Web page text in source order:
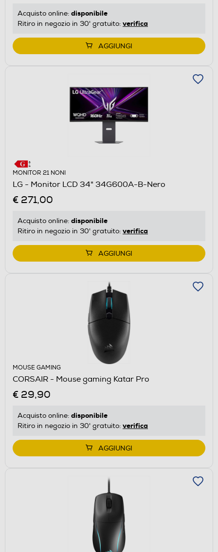
Acquisto online: disponibile
Ritiro in negozio in 30' gratuito: verifica
AGGIUNGI
MONITOR 21 NONI
LG - Monitor LCD 34" 34G600A-B-Nero
€ 271,00
Acquisto online: disponibile
Ritiro in negozio in 30' gratuito: verifica
AGGIUNGI
MOUSE GAMING
CORSAIR - Mouse gaming Katar Pro
€ 29,90
Acquisto online: disponibile
Ritiro in negozio in 30' gratuito: verifica
AGGIUNGI